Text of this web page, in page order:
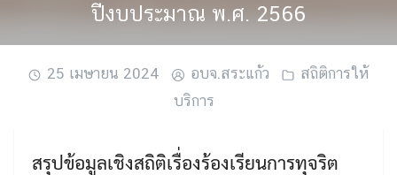
ปีงบประมาณ พ.ศ. 2566
25 เมษายน 2024 อบจ.สระแก้ว
สถิติการให้
บริการ
สรุปข้อมูลเชิงสถิติเรื่องร้องเรียนการทุจริต